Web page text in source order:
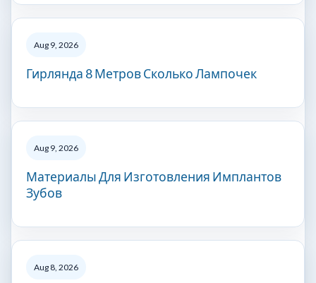
Aug 9, 2026
Гирлянда 8 Метров Сколько Лампочек
Aug 9, 2026
Материалы Для Изготовления Имплантов
Зубов
Aug 8, 2026